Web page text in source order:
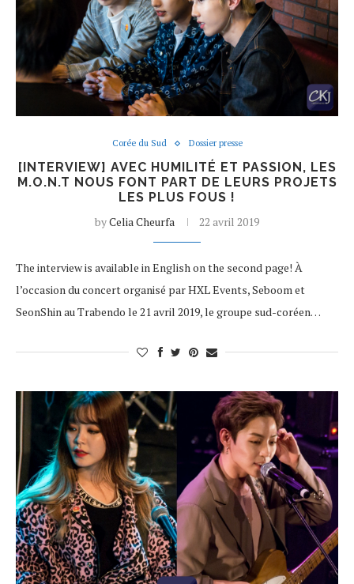
Corée du Sud Dossier presse
[INTERVIEW] AVEC HUMILITÉ ET PASSION, LES
M.O.N.T NOUS FONT PART DE LEURS PROJETS
LES PLUS FOUS !
byCelia Cheurfa 22 avril 2019
The interview is available in English on the second page! À
l’occasion du concert organisé par HXL Events, Seboom et
SeonShin au Trabendo le 21 avril 2019, le groupe sud-coréen…